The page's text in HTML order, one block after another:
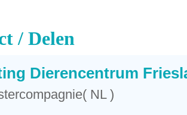
/ Delen
Dierencentrum
NL )